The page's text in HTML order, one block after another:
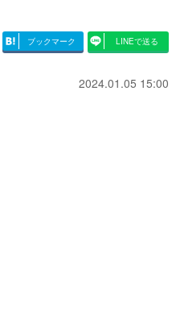
ブックマーク LINEで送る
2024.01.05 15:00